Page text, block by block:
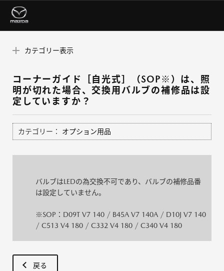
カテゴリー表示
コーナーガイド［自光式］（SOP※）は、照
明が切れた場合、交換用バルブの補修品は設
定していますか？
カテゴリー： オプション用品
バルブはLEDの為交換不可であり、バルブの補修品番
は設定していません。
※SOP：D09T V7 140 / B45A V7 140A / D10J V7 140
/ C513 V4 180 / C332 V4 180 / C340 V4 180
戻る